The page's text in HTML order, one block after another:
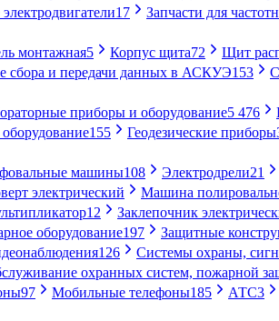
17 Запчасти для
монтажная5 Корпус щита72 Щит
сбора и передачи данных в АСКУЭ153
приборы и оборудование5 476
155 Геодезические приборы
машины108 Электродрели21
электрический Машина
12 Заклепочник
оборудование197 Защитные
126 Системы охраны,
охранных систем, пожарной
97 Мобильные телефоны185 АТС3